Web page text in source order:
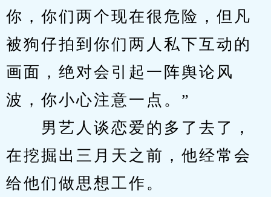
你，你们两个现在很危险，但凡
被狗仔拍到你们两人私下互动的
画面，绝对会引起一阵舆论风
波，你小心注意一点。”
男艺人谈恋爱的多了去了，
在挖掘出三月天之前，他经常会
给他们做思想工作。